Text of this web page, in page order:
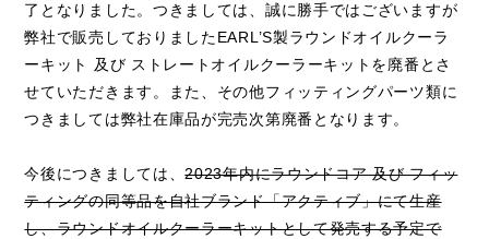
了となりました。つきましては、誠に勝手ではございますが
弊社で販売しておりましたEARL’S製ラウンドオイルクーラ
ーキット 及び ストレートオイルクーラーキットを廃番とさ
せていただきます。また、その他フィッティングパーツ類に
つきましては弊社在庫品が完売次第廃番となります。
今後につきましては、2023年内にラウンドコア 及び フィッ
ティングの同等品を自社ブランド「アクティブ」にて生産
し、ラウンドオイルクーラーキットとして発売する予定で